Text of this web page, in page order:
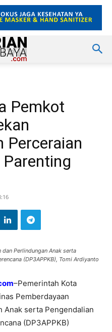
Pemkot
Perceraian
Parenting
Perlindungan Anak serta
(DP3APPKB), Tomi Ardiyanto
–Pemerintah Kota
Pemberdayaan
Anak serta Pengendalian
(DP3APPKB)